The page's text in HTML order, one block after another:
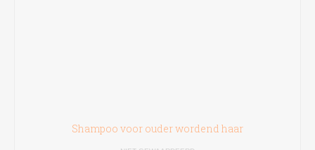
Shampoo voor ouder wordend haar